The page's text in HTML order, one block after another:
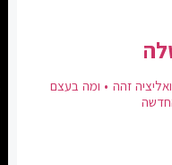
זהה • ומה בעצם